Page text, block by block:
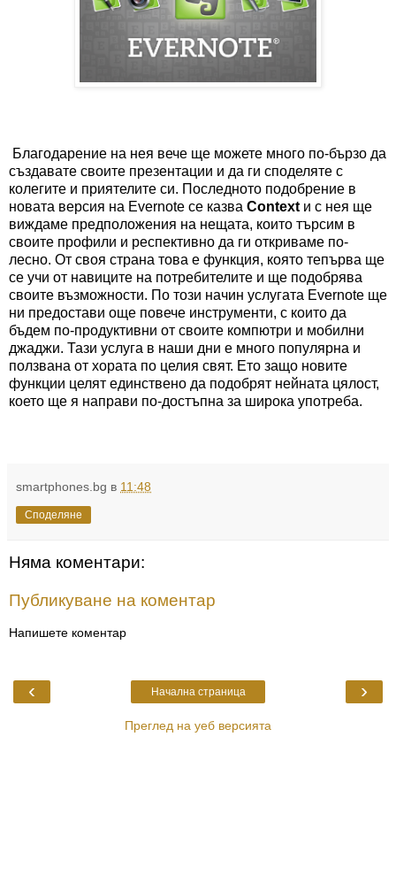
Благодарение на нея вече ще можете много по-бързо да
създавате своите презентации и да ги споделяте с
колегите и приятелите си. Последното подобрение в
новата версия на Evernote се казва Context и с нея ще
виждаме предположения на нещата, които търсим в
своите профили и респективно да ги откриваме по-
лесно. От своя страна това е функция, която тепърва ще
се учи от навиците на потребителите и ще подобрява
своите възможности. По този начин услугата Evernote ще
ни предостави още повече инструменти, с които да
бъдем по-продуктивни от своите компютри и мобилни
джаджи. Тази услуга в наши дни е много популярна и
ползвана от хората по целия свят. Ето защо новите
функции целят единствено да подобрят нейната цялост,
което ще я направи по-достъпна за широка употреба.
smartphones.bg в 11:48
Споделяне
Няма коментари:
Публикуване на коментар
Напишете коментар
‹ ›
Начална страница
Преглед на уеб версията